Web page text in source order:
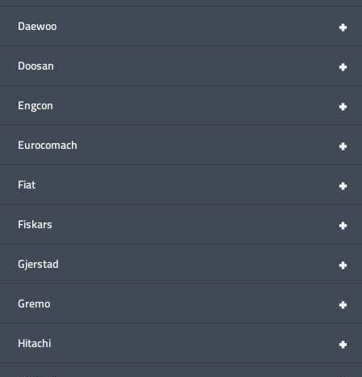
+
Daewoo
+
Doosan
+
Engcon
+
Eurocomach
+
Fiat
+
Fiskars
+
Gjerstad
+
Gremo
+
Hitachi